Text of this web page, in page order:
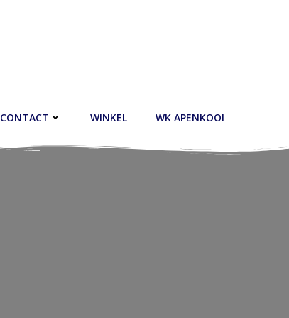
CONTACT WINKEL WK APENKOOI